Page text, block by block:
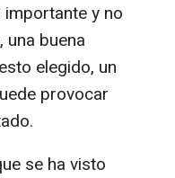
y no
buena
elegido, un
provocar
se ha visto